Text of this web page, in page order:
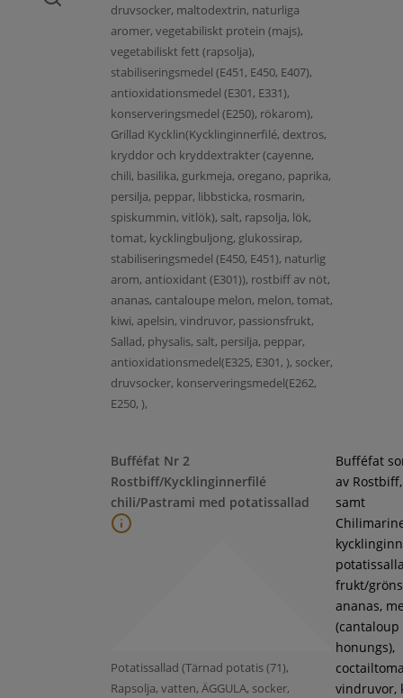
druvsocker, maltodextrin, naturliga
aromer, vegetabiliskt protein (majs),
vegetabiliskt fett (rapsolja),
stabiliseringsmedel (E451, E450, E407),
antioxidationsmedel (E301, E331),
konserveringsmedel (E250), rökarom),
Grillad Kycklin(Kycklinginnerfilé, dextros,
kryddor och kryddextrakter (cayenne,
chili, basilika, gurkmeja, oregano, paprika,
persilja, peppar, libbsticka, rosmarin,
spiskummin, vitlök), salt, rapsolja, lök,
tomat, kycklingbuljong, glukossirap,
stabiliseringsmedel (E450, E451), naturlig
arom, antioxidant (E301)), rostbiff av nöt,
ananas, cantaloupe melon, melon, tomat,
kiwi, apelsin, vindruvor, passionsfrukt,
Sallad, physalis, salt, persilja, peppar,
antioxidationsmedel(E325, E301, ), socker,
druvsocker, konserveringsmedel(E262,
E250, ),
Bufféfat Nr 2
Rostbiff/Kycklinginnerfilé
chili/Pastrami med potatissallad
Potatissallad (Tärnad potatis (71),
Rapsolja, vatten, ÄGGULA, socker,
Bufféfat
av
samt
frukt/
ananas,
(cantaloup
honungs),
vindruvor,